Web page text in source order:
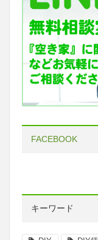
FACEBOOK
キーワード